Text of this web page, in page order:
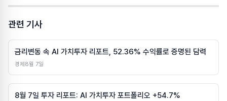
관련 기사
금리변동 속 AI 가치투자 리포트, 52.36% 수익률로 증명된 담력
경제 8월 7일
8월 7일 투자 리포트: AI 가치투자 포트폴리오 +54.7%